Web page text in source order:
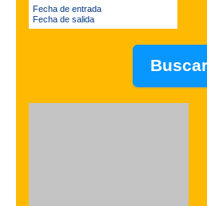
Fecha de entrada
Fecha de salida